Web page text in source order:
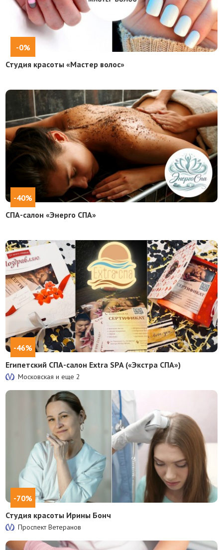
-0%
Студия красоты «Мастер волос»
-40%
СПА-салон «Энерго СПА»
-46%
Египетский СПА-салон Extra SPA («Экстра СПА»)
Московская и еще2
-70%
Студия красоты Ирины Бонч
Проспект Ветеранов